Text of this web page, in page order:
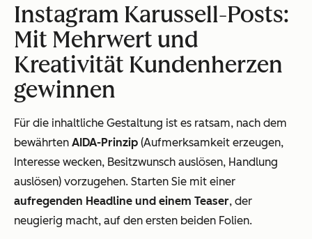
Instagram Karussell-Posts:
Mit Mehrwert und
Kreativität Kundenherzen
gewinnen
Für die inhaltliche Gestaltung ist es ratsam, nach dem
bewährten AIDA-Prinzip (Aufmerksamkeit erzeugen,
Interesse wecken, Besitzwunsch auslösen, Handlung
auslösen) vorzugehen. Starten Sie mit einer
aufregenden Headline und einem Teaser, der
neugierig macht, auf den ersten beiden Folien.